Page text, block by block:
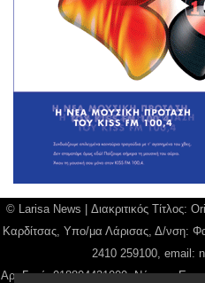
© Larisa News | Διακριτικός
Καρδίτσας, Υπο/μα Λάρισας, Δ/νση:
2410 259100, email:
Αρ. Γεμή: 018804431000, Νόμιμος